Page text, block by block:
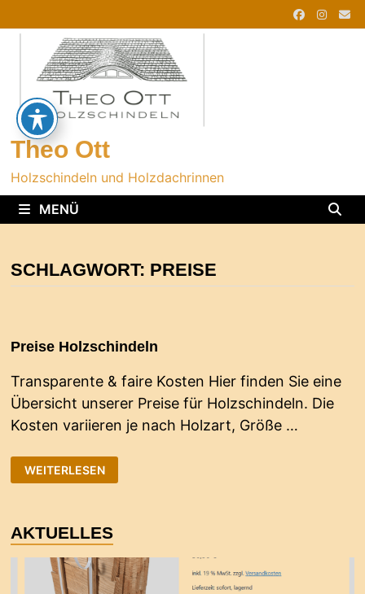
zum
Theo Ott
Holzschindeln und Holzdachrinnen
MENÜ
SCHLAGWORT: PREISE
Preise Holzschindeln
Transparente & faire Kosten Hier finden Sie eine
Übersicht unserer Preise für Holzschindeln. Die
Kosten variieren je nach Holzart, Größe …
PREISE
HOLZSCHINDELN
WEITERLESEN
AKTUELLES